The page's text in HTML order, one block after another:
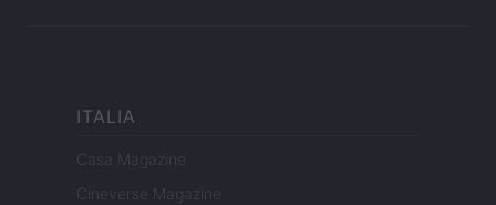
ITALIA
Casa Magazine
Cineverse Magazine